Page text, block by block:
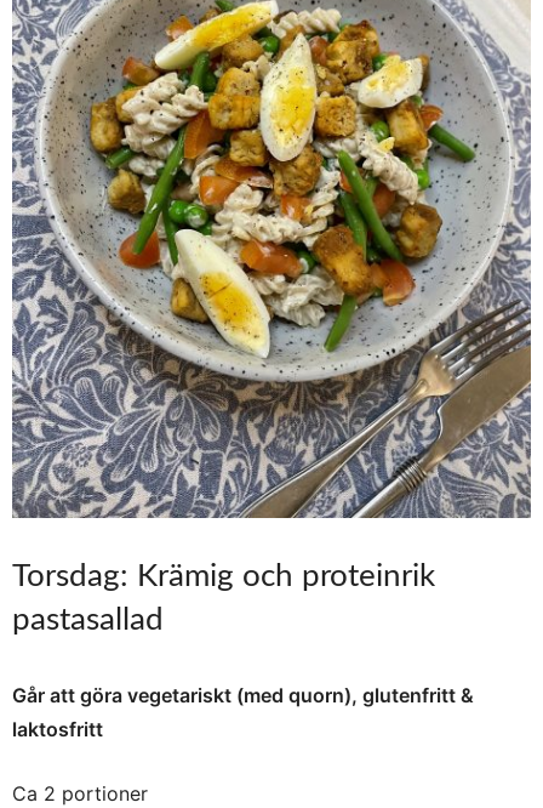
Torsdag: Krämig och proteinrik
pastasallad
Går att göra vegetariskt (med quorn), glutenfritt &
laktosfritt
Ca 2 portioner